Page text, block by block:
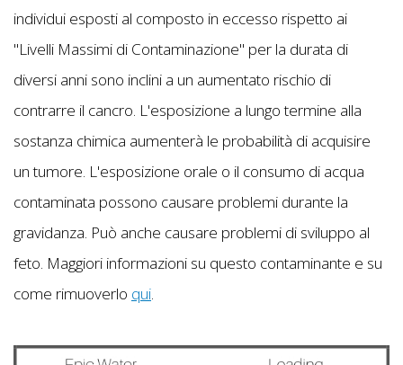
individui esposti al composto in eccesso rispetto ai
"Livelli Massimi di Contaminazione" per la durata di
diversi anni sono inclini a un aumentato rischio di
contrarre il cancro. L'esposizione a lungo termine alla
sostanza chimica aumenterà le probabilità di acquisire
un tumore. L'esposizione orale o il consumo di acqua
contaminata possono causare problemi durante la
gravidanza. Può anche causare problemi di sviluppo al
feto. Maggiori informazioni su questo contaminante e su
come rimuoverlo qui.